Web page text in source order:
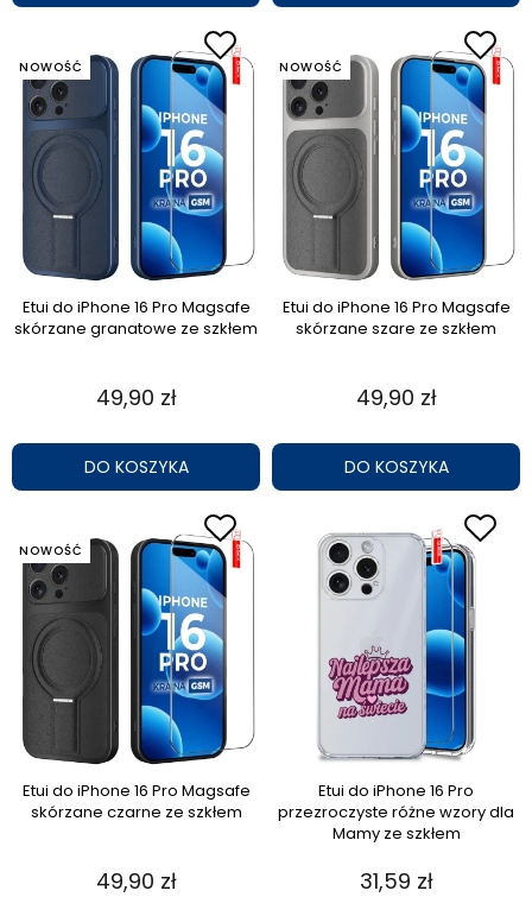
Etui do iPhone 16 Pro Magsafe
skórzane granatowe ze szkłem
49,90 zł
DO KOSZYKA
NOWOŚĆ
Etui do iPhone 16 Pro Magsafe
skórzane szare ze szkłem
49,90 zł
DO KOSZYKA
NOWOŚĆ
Etui do iPhone 16 Pro Magsafe
skórzane czarne ze szkłem
49,90 zł
NOWOŚĆ
Etui do iPhone 16 Pro
przezroczyste różne wzory dla
Mamy ze szkłem
31,59 zł